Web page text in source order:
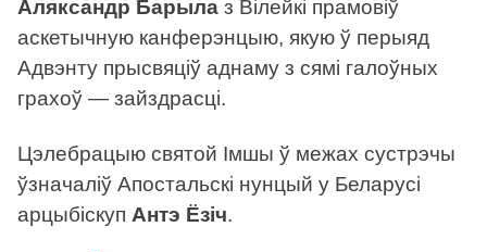
Аляксандр Барыла з Вілейкі прамовіў
аскетычную канферэнцыю, якую ў перыяд
Адвэнту прысвяціў аднаму з сямі галоўных
грахоў — зайздрасці.
Цэлебрацыю святой Імшы ў межах сустрэчы
ўзначаліў Апостальскі нунцый у Беларусі
арцыбіскуп Антэ Ёзіч.